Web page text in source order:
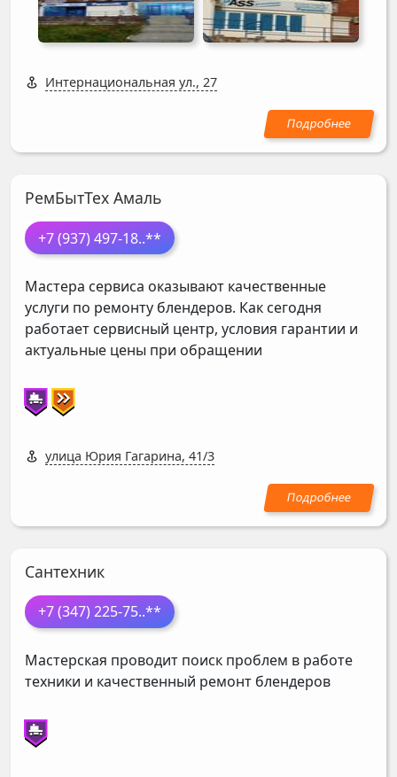
Интернациональная ул., 27
РемБытТех Амаль
+7 (937) 497-18..**
Мастера сервиса оказывают качественные
услуги по ремонту блендеров. Как сегодня
работает сервисный центр, условия гарантии и
актуальные цены при обращении
улица Юрия Гагарина, 41/3
Сантехник
+7 (347) 225-75..**
Мастерская проводит поиск проблем в работе
техники и качественный ремонт блендеров